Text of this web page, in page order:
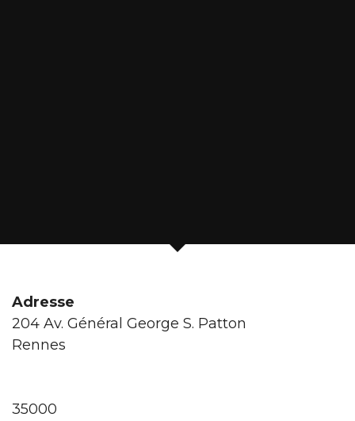
Adresse
204 Av. Général George S. Patton
Rennes
35000